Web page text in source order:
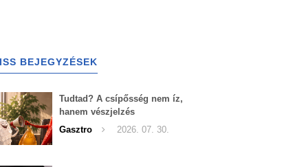
BEJEGYZÉSEK
Tudtad? A csípősség nem íz,
hanem vészjelzés
Gasztro
2026. 07. 30.